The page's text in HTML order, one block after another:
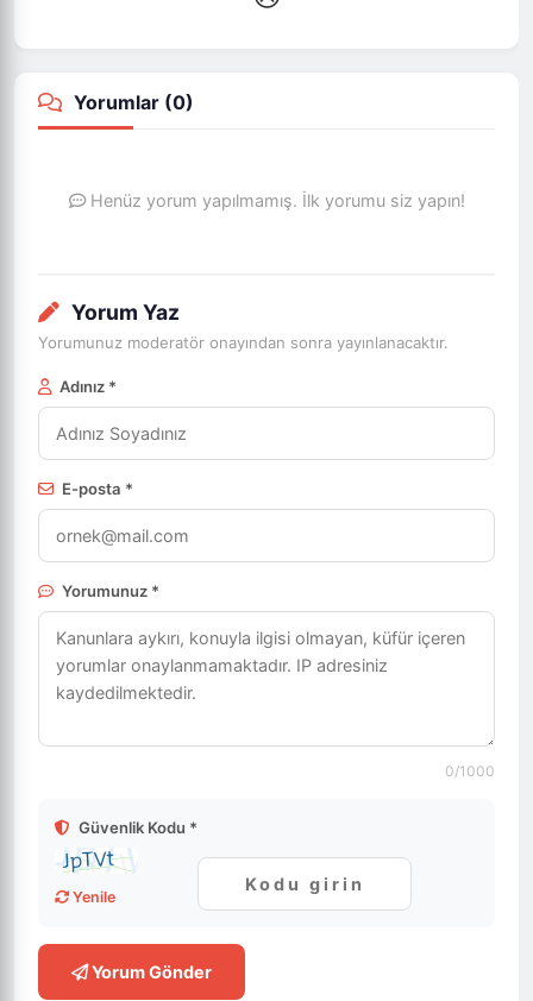
Yorumlar (0)
Henüz yorum yapılmamış. İlk yorumu siz yapın!
Yorum Yaz
Yorumunuz moderatör onayından sonra yayınlanacaktır.
Adınız *
E-posta *
Yorumunuz *
0/1000
Güvenlik Kodu *
Yenile
Yorum Gönder